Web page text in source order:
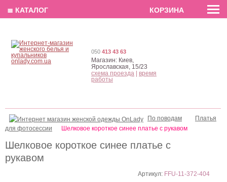
EN РУС
Шелковое короткое синее платье с
рукавом
Артикул: FFU-11-372-404
По поводам
Платья
для фотосессии
Шелковое короткое синее платье с рукавом
050 413 43 63
Магазин: Киев,
Ярославская, 15/23
схема проезда
время
работы
≣ КАТАЛОГ КОРЗИНА